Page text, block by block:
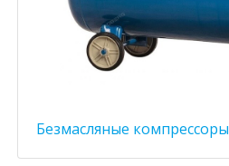
Безмасляные компрессоры